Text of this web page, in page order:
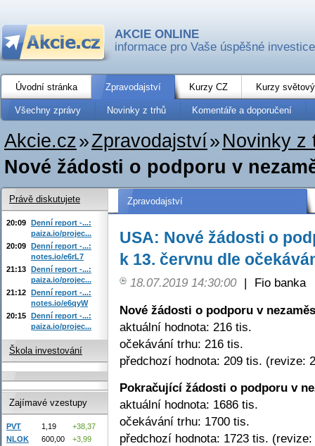
AKCIE ONLINE
informace pro Vaše úspěšné investice
Úvodní stránka Zpravodajství Kurzy CZ Kurzy
Všechny zprávy Novinky z trhů Komentáře a doporučení
Akcie.cz»Zpravodajství» Novinky z
Nové žádosti o podporu v
Zpravodajství
USA: Nové žádosti o
k 13. červnu dle
18.07.2019 14:30:00 |
Fio banka
Nové žádosti o podporu v
aktuální hodnota: 216 tis.
očekávání trhu: 216 tis.
předchozí hodnota: 209 tis. (revize:
Pokračující žádosti o podporu v
aktuální hodnota: 1686 tis.
očekávání trhu: 1700 tis.
předchozí hodnota: 1723 tis.
Právě diskutujete
20:09 Denní report -...:
paiza.io/projec...
20:09 Denní report -...:
notes.io/e6rL7
21:13 Denní report -...:
paiza.io/projec...
21:12 Denní report -...:
notes.io/e6qyW
20:15 Denní report -...:
paiza.io/projec...
Škola investování
Zajímavé vzestupy
PVT 1,19
+38,37
NLOK
600,00
+3,99